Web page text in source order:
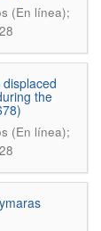
(En línea);
the
(En línea);